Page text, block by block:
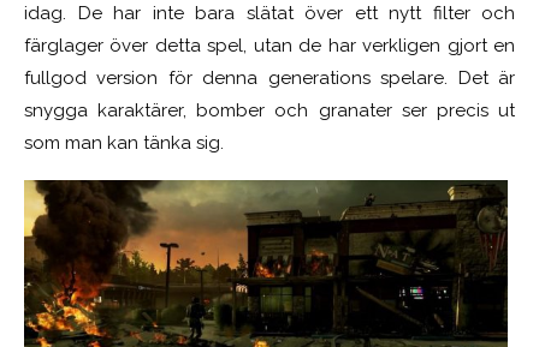
idag. De har inte bara slätat över ett nytt filter och
färglager över detta spel, utan de har verkligen gjort en
fullgod version för denna generations spelare. Det är
snygga karaktärer, bomber och granater ser precis ut
som man kan tänka sig.